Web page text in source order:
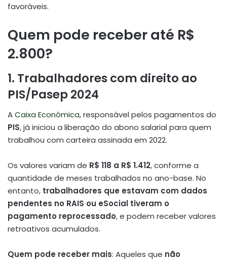
favoráveis.
Quem pode receber até R$
2.800?
1. Trabalhadores com direito ao
PIS/Pasep 2024
ACaixa Econômica, responsável pelos pagamentos do
PIS, já iniciou a liberação do abono salarial para quem
trabalhou com carteira assinada em 2022.
Os valores variam de R$ 118 a R$ 1.412, conforme a
quantidade de meses trabalhados no ano-base. No
entanto, trabalhadores que estavam com dados
pendentes no RAIS ou eSocial tiveram o
pagamento reprocessado, e podem receber valores
retroativos acumulados.
Quem pode receber mais: Aqueles que não